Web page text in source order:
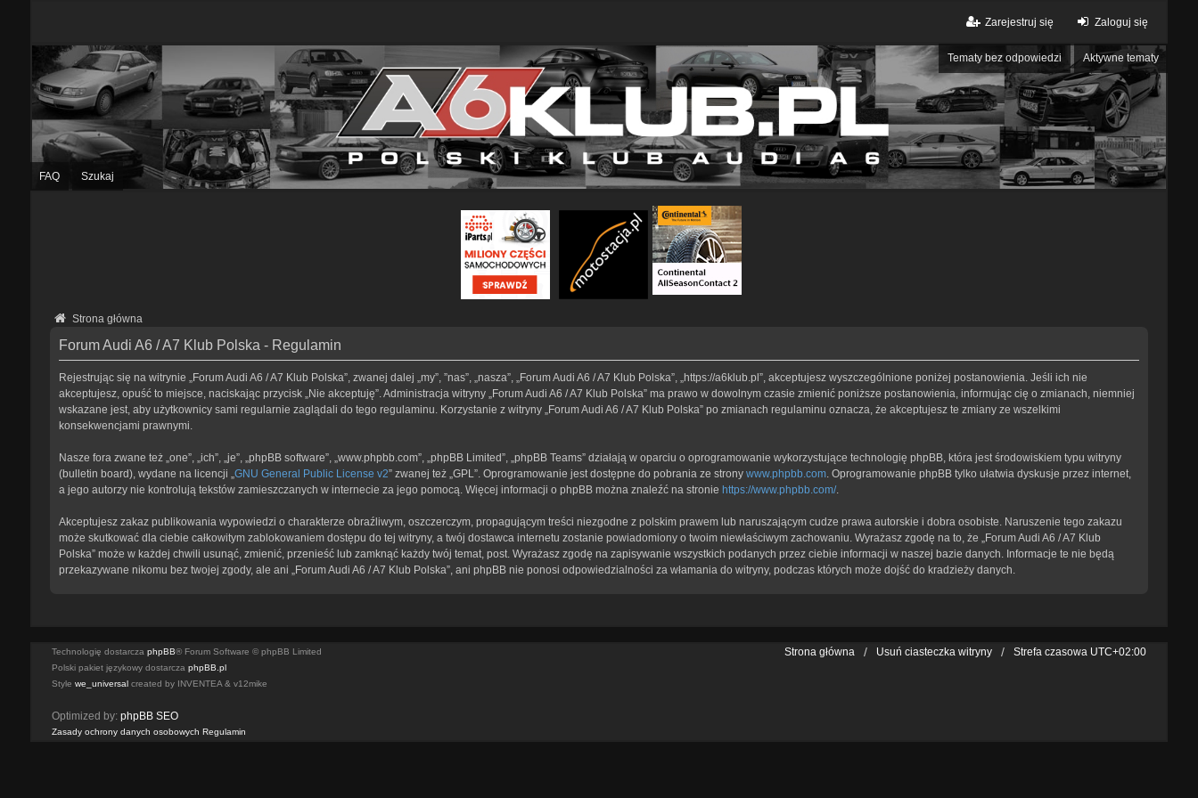
Zaloguj się
Zarejestruj się
Tematy bez odpowiedzi Aktywne tematy
FAQ Szukaj
Strona główna
Forum Audi A6 / A7 Klub Polska - Regulamin
Rejestrując się na witrynie „Forum Audi A6 / A7 Klub Polska”, zwanej dalej „my”, ”nas”, „nasza”, „Forum Audi A6 / A7 Klub Polska”, „https://a6klub.pl”, akceptujesz wyszczególnione poniżej postanowienia. Jeśli ich nie
akceptujesz, opuść to miejsce, naciskając przycisk „Nie akceptuję”. Administracja witryny „Forum Audi A6 / A7 Klub Polska” ma prawo w dowolnym czasie zmienić poniższe postanowienia, informując cię o zmianach, niemniej
wskazane jest, aby użytkownicy sami regularnie zaglądali do tego regulaminu. Korzystanie z witryny „Forum Audi A6 / A7 Klub Polska” po zmianach regulaminu oznacza, że akceptujesz te zmiany ze wszelkimi
konsekwencjami prawnymi.
Nasze fora zwane też „one”, „ich”, „je”, „phpBB software”, „www.phpbb.com”, „phpBB Limited”, „phpBB Teams” działają w oparciu o oprogramowanie wykorzystujące technologię phpBB, która jest środowiskiem typu witryny
(bulletin board), wydane na licencji „GNU General Public License v2” zwanej też „GPL”. Oprogramowanie jest dostępne do pobrania ze strony www.phpbb.com. Oprogramowanie phpBB tylko ułatwia dyskusje przez internet,
a jego autorzy nie kontrolują tekstów zamieszczanych w internecie za jego pomocą. Więcej informacji o phpBB można znaleźć na stronie https://www.phpbb.com/.
Akceptujesz zakaz publikowania wypowiedzi o charakterze obraźliwym, oszczerczym, propagującym treści niezgodne z polskim prawem lub naruszającym cudze prawa autorskie i dobra osobiste. Naruszenie tego zakazu
może skutkować dla ciebie całkowitym zablokowaniem dostępu do tej witryny, a twój dostawca internetu zostanie powiadomiony o twoim niewłaściwym zachowaniu. Wyrażasz zgodę na to, że „Forum Audi A6 / A7 Klub
Polska” może w każdej chwili usunąć, zmienić, przenieść lub zamknąć każdy twój temat, post. Wyrażasz zgodę na zapisywanie wszystkich podanych przez ciebie informacji w naszej bazie danych. Informacje te nie będą
przekazywane nikomu bez twojej zgody, ale ani „Forum Audi A6 / A7 Klub Polska”, ani phpBB nie ponosi odpowiedzialności za włamania do witryny, podczas których może dojść do kradzieży danych.
Strona główna Usuń ciasteczka witryny Strefa czasowa UTC+02:00
Technologię dostarcza phpBB® Forum Software © phpBB Limited
Polski pakiet językowy dostarcza phpBB.pl
Style we_universalcreated by INVENTEA & v12mike
Optimized by: phpBB SEO
Zasady ochrony danych osobowych Regulamin